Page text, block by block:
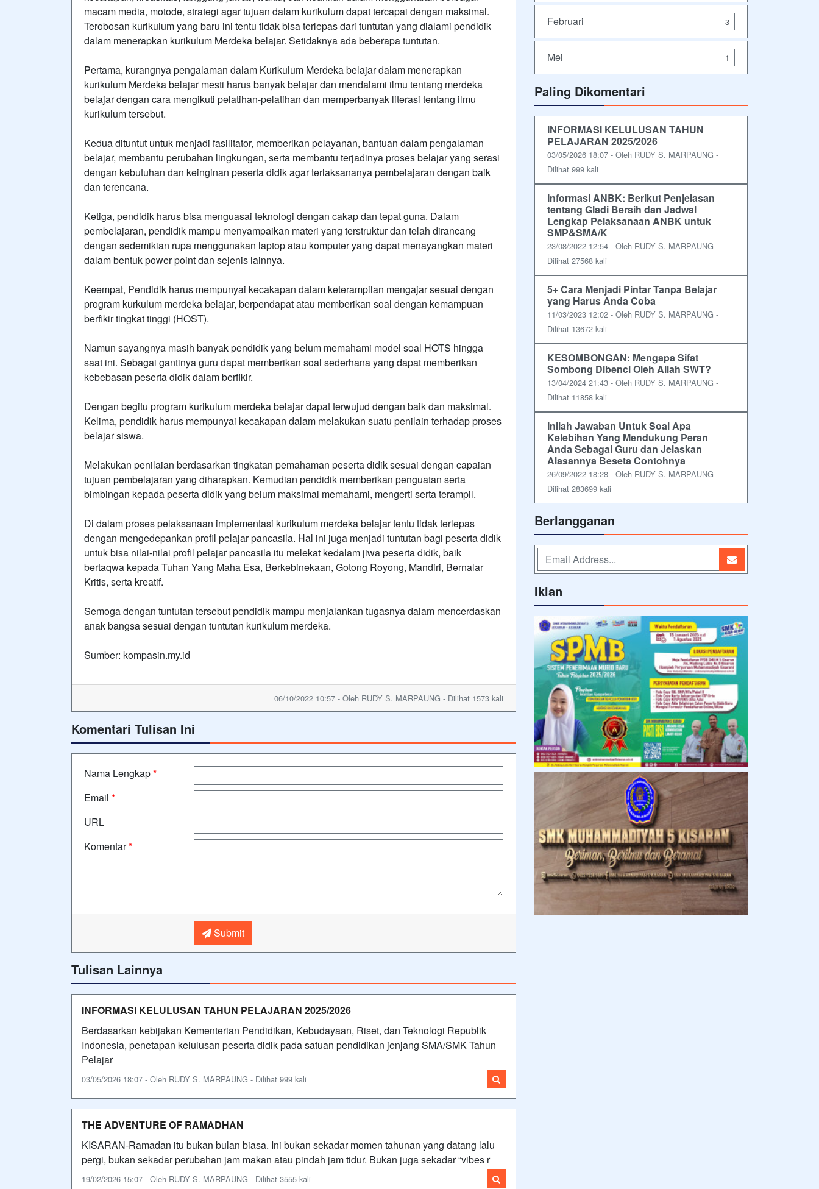
macam media, motode, strategi agar tujuan dalam kurikulum dapat tercapai dengan maksimal.
Terobosan kurikulum yang baru ini tentu tidak bisa terlepas dari tuntutan yang dialami pendidik
dalam menerapkan kurikulum Merdeka belajar. Setidaknya ada beberapa tuntutan.
Pertama, kurangnya pengalaman dalam Kurikulum Merdeka belajar dalam menerapkan
kurikulum Merdeka belajar mesti harus banyak belajar dan mendalami ilmu tentang merdeka
belajar dengan cara mengikuti pelatihan-pelatihan dan memperbanyak literasi tentang ilmu
kurikulum tersebut.
Kedua dituntut untuk menjadi fasilitator, memberikan pelayanan, bantuan dalam pengalaman
belajar, membantu perubahan lingkungan, serta membantu terjadinya proses belajar yang serasi
dengan kebutuhan dan keinginan peserta didik agar terlaksananya pembelajaran dengan baik
dan terencana.
Ketiga, pendidik harus bisa menguasai teknologi dengan cakap dan tepat guna. Dalam
pembelajaran, pendidik mampu menyampaikan materi yang terstruktur dan telah dirancang
dengan sedemikian rupa menggunakan laptop atau komputer yang dapat menayangkan materi
dalam bentuk power point dan sejenis lainnya.
Keempat, Pendidik harus mempunyai kecakapan dalam keterampilan mengajar sesuai dengan
program kurkulum merdeka belajar, berpendapat atau memberikan soal dengan kemampuan
berfikir tingkat tinggi (HOST).
Namun sayangnya masih banyak pendidik yang belum memahami model soal HOTS hingga
saat ini. Sebagai gantinya guru dapat memberikan soal sederhana yang dapat memberikan
kebebasan peserta didik dalam berfikir.
Dengan begitu program kurikulum merdeka belajar dapat terwujud dengan baik dan maksimal.
Kelima, pendidik harus mempunyai kecakapan dalam melakukan suatu penilain terhadap proses
belajar siswa.
Melakukan penilaian berdasarkan tingkatan pemahaman peserta didik sesuai dengan capaian
tujuan pembelajaran yang diharapkan. Kemudian pendidik memberikan penguatan serta
bimbingan kepada peserta didik yang belum maksimal memahami, mengerti serta terampil.
Di dalam proses pelaksanaan implementasi kurikulum merdeka belajar tentu tidak terlepas
dengan mengedepankan profil pelajar pancasila. Hal ini juga menjadi tuntutan bagi peserta didik
untuk bisa nilai-nilai profil pelajar pancasila itu melekat kedalam jiwa peserta didik, baik
bertaqwa kepada Tuhan Yang Maha Esa, Berkebinekaan, Gotong Royong, Mandiri, Bernalar
Kritis, serta kreatif.
Semoga dengan tuntutan tersebut pendidik mampu menjalankan tugasnya dalam mencerdaskan
anak bangsa sesuai dengan tuntutan kurikulum merdeka.
Sumber: kompasin.my.id
06/10/2022 10:57 - Oleh RUDY S. MARPAUNG - Dilihat 1573 kali
Komentari Tulisan Ini
Nama Lengkap*
Email *
URL
Komentar*
Submit
Tulisan Lainnya
INFORMASI KELULUSAN TAHUN PELAJARAN 2025/2026
Berdasarkan kebijakan Kementerian Pendidikan, Kebudayaan, Riset, dan Teknologi Republik
Indonesia, penetapan kelulusan peserta didik pada satuan pendidikan jenjang SMA/SMK Tahun
Pelajar
03/05/2026 18:07 - Oleh RUDY S. MARPAUNG - Dilihat 999 kali
THE ADVENTURE OF RAMADHAN
KISARAN-Ramadan itu bukan bulan biasa. Ini bukan sekadar momen tahunan yang datang lalu
pergi, bukan sekadar perubahan jam makan atau pindah jam tidur. Bukan juga sekadar “vibes r
19/02/2026 15:07 - Oleh RUDY S. MARPAUNG - Dilihat 3555 kali
Februari 3
Mei 1
Paling Dikomentari
INFORMASI KELULUSAN TAHUN
PELAJARAN 2025/2026
03/05/2026 18:07 - Oleh RUDY S. MARPAUNG -
Dilihat 999 kali
Informasi ANBK: Berikut Penjelasan
tentang Gladi Bersih dan Jadwal
Lengkap Pelaksanaan ANBK untuk
SMP&SMA/K
23/08/2022 12:54 - Oleh RUDY S. MARPAUNG -
Dilihat 27568 kali
5+ Cara Menjadi Pintar Tanpa Belajar
yang Harus Anda Coba
11/03/2023 12:02 - Oleh RUDY S. MARPAUNG -
Dilihat 13672 kali
KESOMBONGAN: Mengapa Sifat
Sombong Dibenci Oleh Allah SWT?
13/04/2024 21:43 - Oleh RUDY S. MARPAUNG -
Dilihat 11858 kali
Inilah Jawaban Untuk Soal Apa
Kelebihan Yang Mendukung Peran
Anda Sebagai Guru dan Jelaskan
Alasannya Beseta Contohnya
26/09/2022 18:28 - Oleh RUDY S. MARPAUNG -
Dilihat 283699 kali
Berlangganan
Iklan